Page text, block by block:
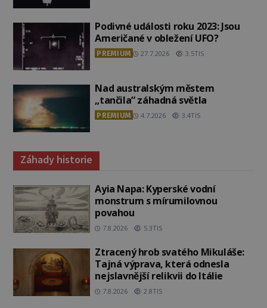
Podivné události roku 2023: Jsou
Američané v obležení UFO?
PREMIUM 27.7.2026 3.5TIS
Nad australským městem
„tančila“ záhadná světla
PREMIUM 4.7.2026 3.4TIS
Záhady historie
Ayia Napa: Kyperské vodní
monstrum s mírumilovnou
povahou
7.8.2026 5.3TIS
Ztracený hrob svatého Mikuláše:
Tajná výprava, která odnesla
nejslavnější relikvii do Itálie
7.8.2026 2.8TIS